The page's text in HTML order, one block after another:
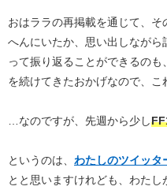
おはララの再掲載を通じて、
へんにいたか、思い出しなが
って振り返ることができるのも
を続けてきたおかげなので、
…なのですが、先週から少し
というのは、 わたしのツイッタ
とと思いますけれども、わたし